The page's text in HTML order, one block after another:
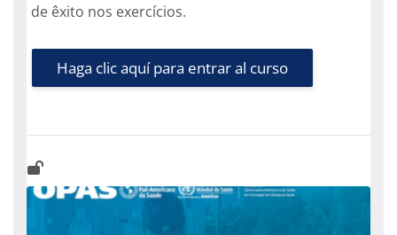
de êxito nos exercícios.
Haga clic aquí para entrar al curso